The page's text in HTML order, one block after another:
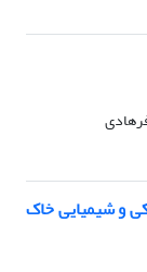
و شیمیایی خاک